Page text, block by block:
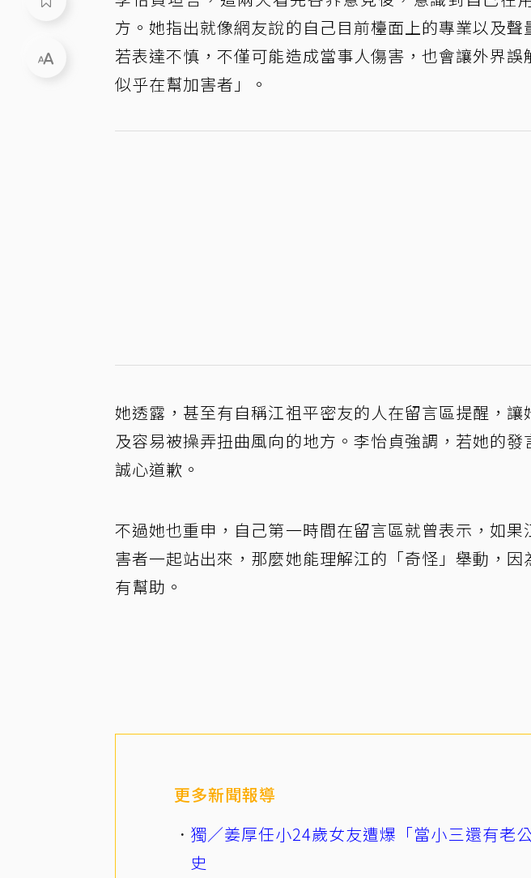
方。她指出就像網友說的自己目前檯面上的專業以及聲
若表達不慎，不僅可能造成當事人傷害，也會讓外界
似乎在幫加害者」。
她透露，甚至有自稱江祖平密友的人在留言區提醒，
及容易被操弄扭曲風向的地方。李怡貞強調，若她的
誠心道歉。
不過她也重申，自己第一時間在留言區就曾表示，如
害者一起站出來，那麼她能理解江的「奇怪」舉動，
有幫助。
更多新聞報導
獨／姜厚任小24歲女友遭爆「當小三還有老
史